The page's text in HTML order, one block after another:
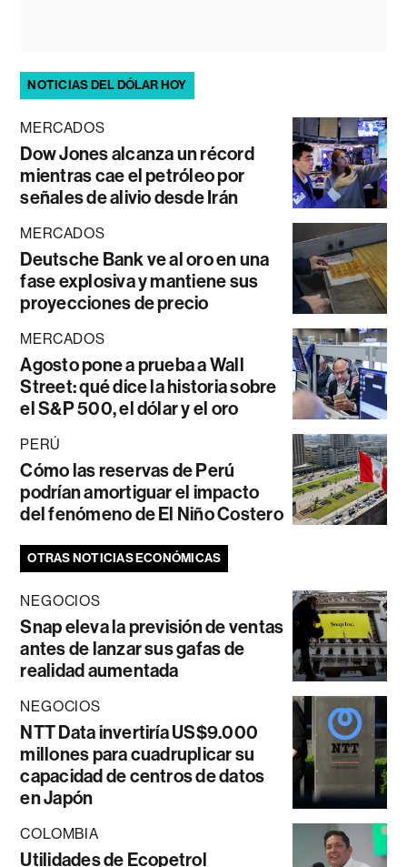
NOTICIAS DEL DÓLAR HOY
MERCADOS
Dow Jones alcanza un récord
mientras cae el petróleo por
señales de alivio desde Irán
MERCADOS
Deutsche Bank ve al oro en una
fase explosiva y mantiene sus
proyecciones de precio
MERCADOS
Agosto pone a prueba a Wall
Street: qué dice la historia sobre
el S&P 500, el dólar y el oro
PERÚ
Cómo las reservas de Perú
podrían amortiguar el impacto
del fenómeno de El Niño Costero
OTRAS NOTICIAS ECONÓMICAS
NEGOCIOS
Snap eleva la previsión de ventas
antes de lanzar sus gafas de
realidad aumentada
NEGOCIOS
NTT Data invertiría US$9.000
millones para cuadruplicar su
capacidad de centros de datos
en Japón
COLOMBIA
Utilidades de Ecopetrol